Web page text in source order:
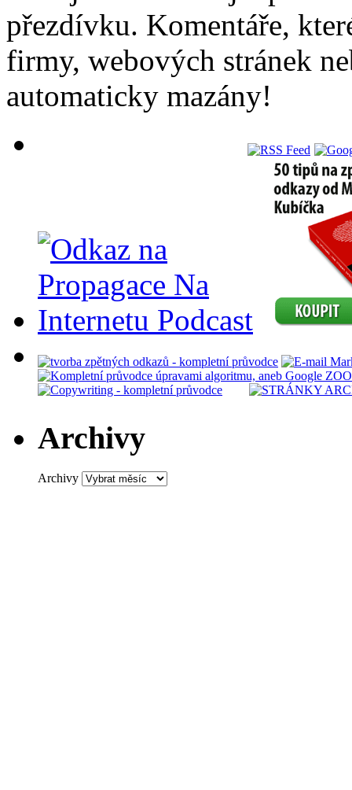
přezdívku. Komentáře,
firmy, webových stránek
automaticky mazány!
Archivy
Archivy